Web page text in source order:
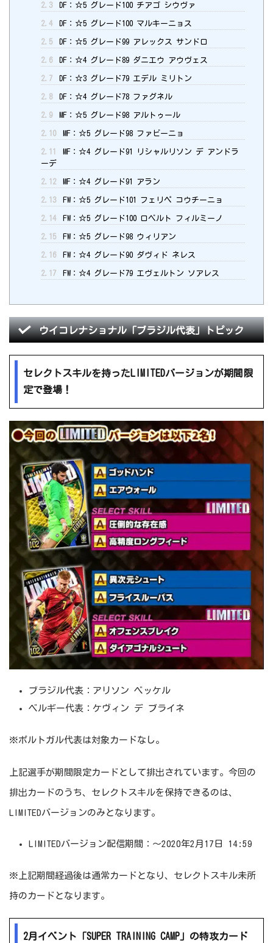
2.3 DF：☆5 グレード100 チアゴ シウヴァ
2.4 DF：☆5 グレード100 マルキーニョス
2.5 DF：☆5 グレード99 アレックス サンドロ
2.6 DF：☆4 グレード89 ダニエウ アウヴェス
2.7 DF：☆3 グレード79 エデル ミリトン
2.8 DF：☆4 グレード78 ファグネル
2.9 MF：☆5 グレード98 アルトゥール
2.10 MF：☆5 グレード98 ファビーニョ
2.11
MF：☆4 グレード91 リシャルリソン デ アンドラ
ーデ
2.12 MF：☆4 グレード91 アラン
2.13 FW：☆5 グレード101 フェリペ コウチーニョ
2.14 FW：☆5 グレード100 ロベルト フィルミーノ
2.15 FW：☆5 グレード98 ウィリアン
2.16 FW：☆4 グレード90 ダヴィド ネレス
2.17 FW：☆4 グレード79 エヴェルトン ソアレス
ウイコレナショナル「ブラジル代表」トピック
セレクトスキルを持ったLIMITEDバージョンが期間限
定で登場！
ブラジル代表：アリソン ベッケル
ベルギー代表：ケヴィン デ ブライネ
※ポルトガル代表は対象カードなし。
上記選手が期間限定カードとして排出されています。今回の
排出カードのうち、セレクトスキルを保持できるのは、
LIMITEDバージョンのみとなります。
LIMITEDバージョン配信期間：～2020年2月17日 14:59
※上記期間経過後は通常カードとなり、セレクトスキル未所
持のカードとなります。
2月イベント「SUPER TRAINING CAMP」の特攻カード